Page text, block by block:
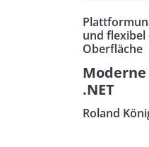
und flexibel
Oberfläche
Moderne
.NET
Roland